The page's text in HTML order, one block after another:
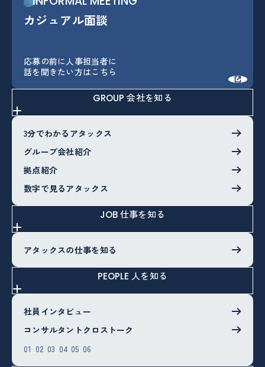
カジュアル面談
応募の前に人事担当者に
話を聞きたい方はこちら
GROUP 会社を知る
3分でわかるアタックス
グループ会社紹介
拠点紹介
数字で見るアタックス
JOB 仕事を知る
アタックスの仕事を知る
PEOPLE 人を知る
社員インタビュー
コンサルタントクロストーク
01 02 03 04 05 06